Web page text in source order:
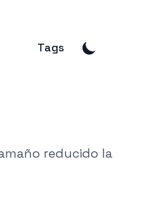
Tags
reducido la